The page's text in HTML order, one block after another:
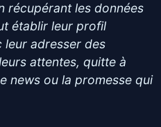
récupérant les données
établir leur profil
adresser des
attentes, quitte à
news ou la promesse qui